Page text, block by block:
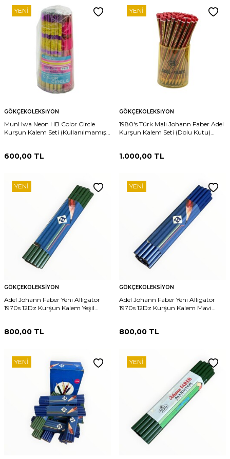
YENI
GÖKÇEKOLEKSIYON
MunHwa Neon HB Color Circle
Kurşun Kalem Seti (Kullanılmamış)
600,00 TL
YENI
GÖKÇEKOLEKSIYON
1980's Türk Malı Johann Faber Adel
Kurşun Kalem Seti (Dolu Kutu)
1.000,00 TL
YENI
GÖKÇEKOLEKSIYON
Adel Johann Faber Yeni Alligator
1970s 12Dz Kurşun Kalem Yeşil
800,00 TL
YENI
GÖKÇEKOLEKSIYON
Adel Johann Faber Yeni Alligator
1970s 12Dz Kurşun Kalem Mavi
800,00 TL
YENI YENI